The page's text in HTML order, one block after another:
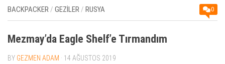
BACKPACKER/ GEZİLER/ RUSYA 0
Mezmay’da Eagle Shelf’e Tırmandım
BY GEZMEN ADAM · 14 AĞUSTOS 2019